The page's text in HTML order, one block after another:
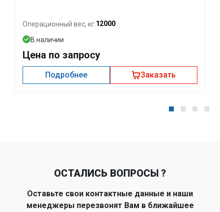
Операционный вес, кг:12000
В наличии
Цена по запросу
Подробнее Заказать
ОСТАЛИСЬ ВОПРОСЫ ?
Оставьте свои контактные данные и наши
менеджеры перезвонят Вам в ближайшее